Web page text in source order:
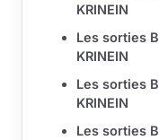
KRINEIN
Les sorties
KRINEIN
Les sorties
KRINEIN
Les sorties